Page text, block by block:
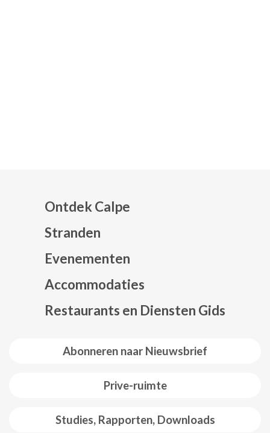
Abonneren naar Nieuwsbrief
Prive-ruimte
Studies, Rapporten, Downloads
Ontdek Calpe
Stranden
Evenementen
Accommodaties
Restaurants en Diensten Gids